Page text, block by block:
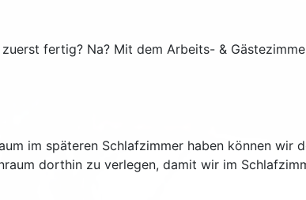
fertig? Na? Mit dem Arbeits- &
im späteren Schlafzimmer haben können
dorthin zu verlegen, damit wir im